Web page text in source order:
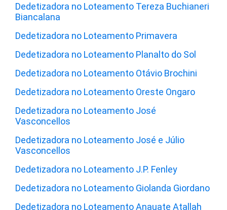
Dedetizadora no Loteamento Tereza Buchianeri
Biancalana
Dedetizadora no Loteamento Primavera
Dedetizadora no Loteamento Planalto do Sol
Dedetizadora no Loteamento Otávio Brochini
Dedetizadora no Loteamento Oreste Ongaro
Dedetizadora no Loteamento José
Vasconcellos
Dedetizadora no Loteamento José e Júlio
Vasconcellos
Dedetizadora no Loteamento J.P. Fenley
Dedetizadora no Loteamento Giolanda Giordano
Dedetizadora no Loteamento Anauate Atallah